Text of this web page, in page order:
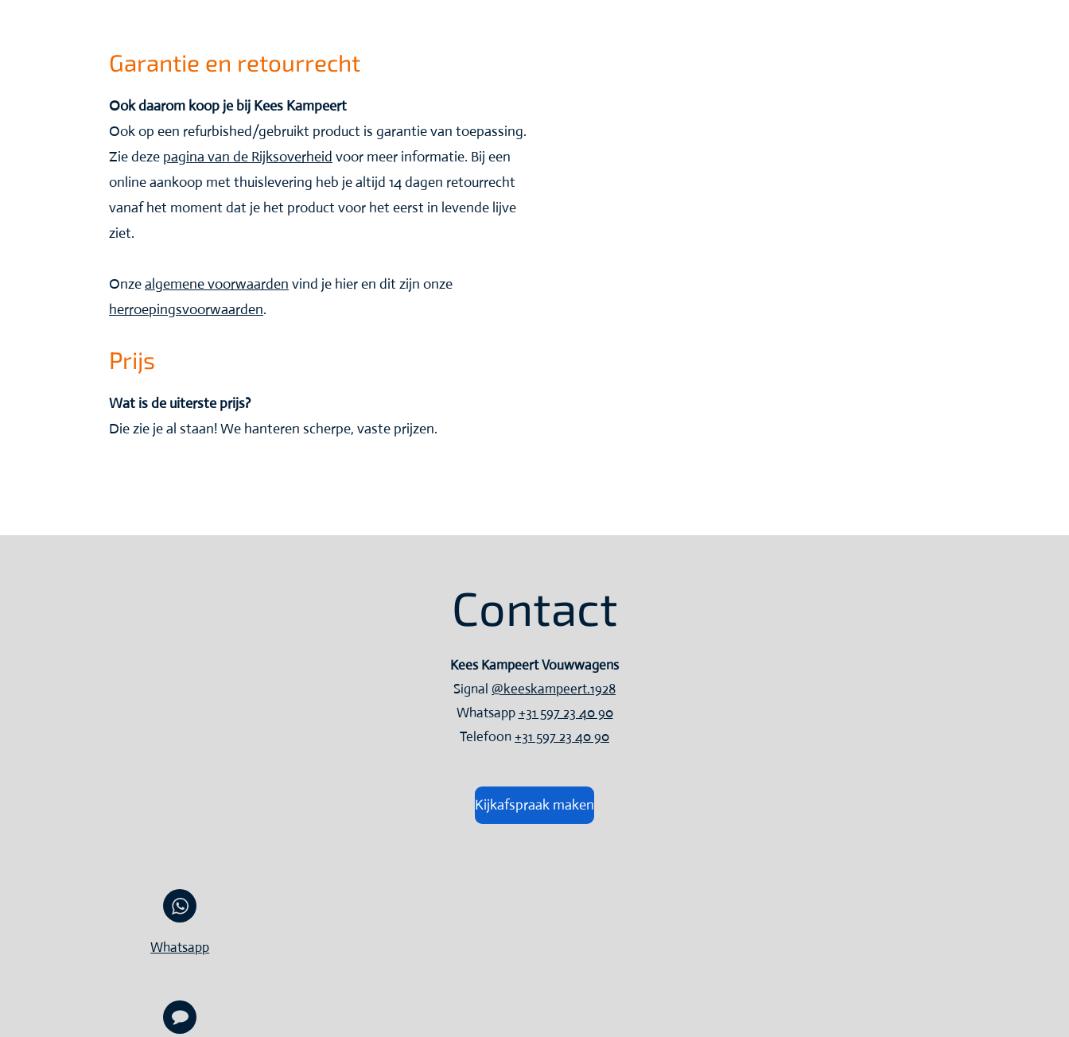
Garantie en retourrecht
Ook daarom koop je bij Kees Kampeert
Ook op een refurbished/gebruikt product is garantie van toepassing.
Zie deze pagina van de Rijksoverheid voor meer informatie. Bij een
online aankoop met thuislevering heb je altijd 14 dagen retourrecht
vanaf het moment dat je het product voor het eerst in levende lijve
ziet.
Onzealgemene voorwaarden vind je hier en dit zijn onze
herroepingsvoorwaarden.
Prijs
Wat is de uiterste prijs?
Die zie je al staan! We hanteren scherpe, vaste prijzen.
Contact
Kees Kampeert Vouwwagens
Signal @keeskampeert.1928
Whatsapp+31 597 23 40 90
Telefoon+31 597 23 40 90
Kijkafspraak maken
Whatsapp